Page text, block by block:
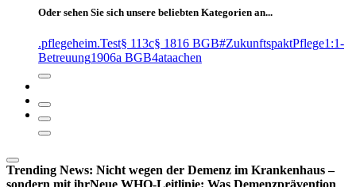
Oder sehen Sie sich unsere beliebten Kategorien an...
.pflegeheim.Test§ 113c§ 1816 BGB#ZukunftspaktPflege1:1-
Betreuung1906a BGB4ataachen
Trending News: Nicht wegen der Demenz im Krankenhaus –